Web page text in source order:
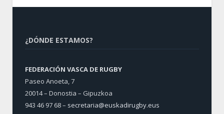
¿DÓNDE ESTAMOS?
FEDERACIÓN VASCA DE RUGBY
Paseo Anoeta, 7
20014 – Donostia – Gipuzkoa
943 46 97 68 – secretaria@euskadirugby.eus